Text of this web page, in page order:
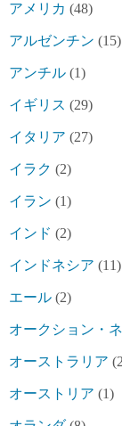
アメリカ (48)
アルゼンチン (15)
アンチル (1)
イギリス (29)
イタリア (27)
イラク (2)
イラン (1)
インド (2)
インドネシア (11)
エール (2)
オークション・
オーストラリア
オーストリア (1)